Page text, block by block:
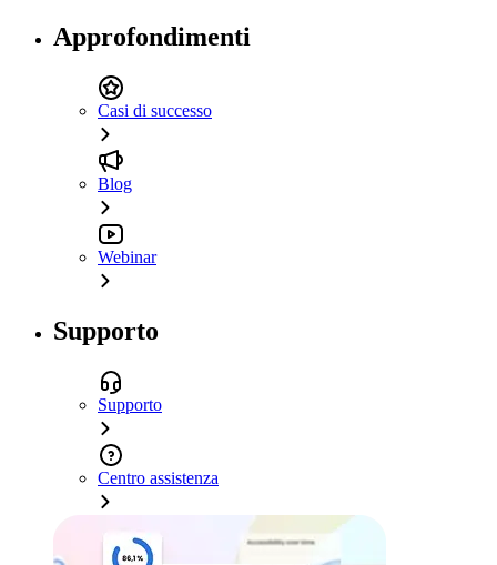
Approfondimenti
Casi di successo
Blog
Webinar
Supporto
Supporto
Centro assistenza